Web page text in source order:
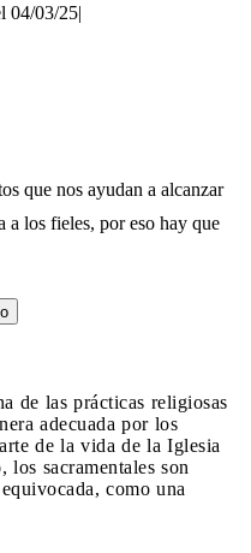
04/03/25|
que nos ayudan a alcanzar
a los fieles, por eso hay que
de las prácticas religiosas
adecuada por los
de la vida de la Iglesia
sacramentales son
como una